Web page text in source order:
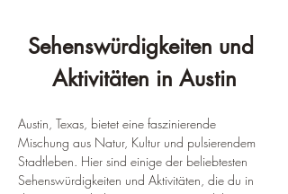
Sehenswürdigkeiten und
Aktivitäten in Austin
Austin, Texas, bietet eine faszinierende
Mischung aus Natur, Kultur und pulsierendem
Stadtleben. Hier sind einige der beliebtesten
Sehenswürdigkeiten und Aktivitäten, die du in